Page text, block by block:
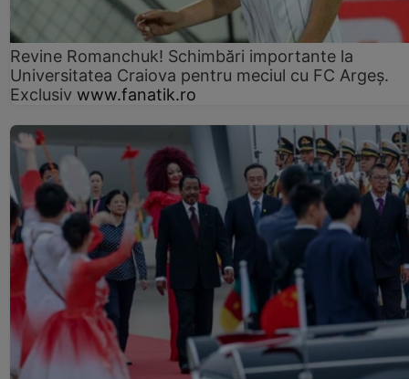
Revine Romanchuk! Schimbări importante la
Universitatea Craiova pentru meciul cu FC Argeş.
Exclusiv www.fanatik.ro